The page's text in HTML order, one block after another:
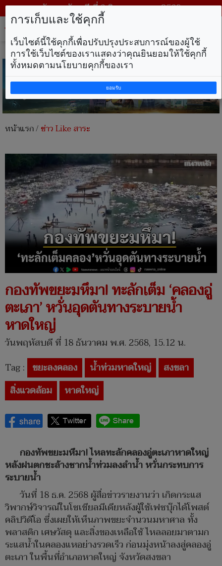
วันพฤหัสบดี ที่ 6 สิงหาคม พ.ศ. 2569
หน้าแรก/ข่าว Like สาระ
กองทัพขยะมหึมา! ทะลักเต็ม ‘คลองอู่
ตะเภา’ หวั่นอุดตันทางระบายน้ำ
หาดใหญ่
วันพฤหัสบดี ที่ 18 ธันวาคม พ.ศ. 2568, 15.12 น.
Tag : ขยะลงคลอง น้ำท่วมหาดใหญ่
สงขลา
สิ่งแวดล้อม
หาดใหญ่
กองทัพขยะมหึมา! ไหลทะลักคลองอู่ตะเภาหาดใหญ่
หลังฝนตกชะล้างซากน้ำท่วมลงลำน้ำ หวั่นกระทบการ
ระบายน้ำ
วันที่ 18 ธ.ค. 2568 ผู้สื่อข่าวรายงานว่า เกิดกระแส
วิพากษ์วิจารณ์ในโซเชียลมีเดียหลังผู้ใช้เฟซบุ๊กได้โพสต์
คลิปวิดีโอ ซึ่งเผยให้เห็นภาพขยะจำนวนมหาศาล ทั้ง
พลาสติก เศษวัสดุ และสิ่งของเหลือใช้ ไหลลอยมาตามก
ระแสน้ำในคลองแหอย่างรวดเร็ว ก่อนมุ่งหน้าลงสู่คลองอู่
ตะเภา ในพื้นที่อำเภอหาดใหญ่ จังหวัดสงขลา
การเก็บและใช้คุกกี้
เว็บไซต์นี้ใช้คุกกี้เพื่อปรับปรุงประสบการณ์ของผู้ใช้
การใช้เว็บไซต์ของเราแสดงว่าคุณยินยอมให้ใช้คุกกี้
ทั้งหมดตามนโยบายคุกกี้ของเรา
ยอมรับ